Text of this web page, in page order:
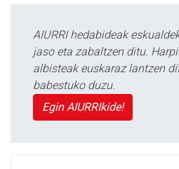
AIURRI hedabideak
jaso eta zabaltzen ditu.
albisteak euskaraz lantzen
babestuko duzu.
Egin AIURRIkide!